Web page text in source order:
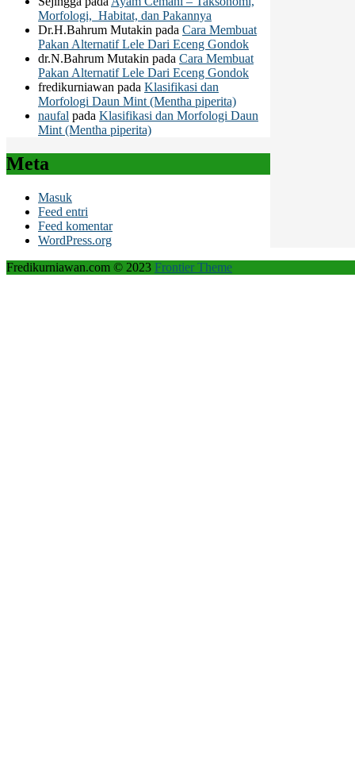
Morfologi, Habitat, dan Pakannya
Dr.H.Bahrum Mutakin pada Cara Membuat
Pakan Alternatif Lele Dari Eceng Gondok
dr.N.Bahrum Mutakin pada Cara Membuat
Pakan Alternatif Lele Dari Eceng Gondok
fredikurniawan pada Klasifikasi dan
Morfologi Daun Mint (Mentha piperita)
naufal pada Klasifikasi dan Morfologi Daun
Mint (Mentha piperita)
Meta
Masuk
Feed entri
Feed komentar
WordPress.org
Fredikurniawan.com © 2023 Frontier Theme